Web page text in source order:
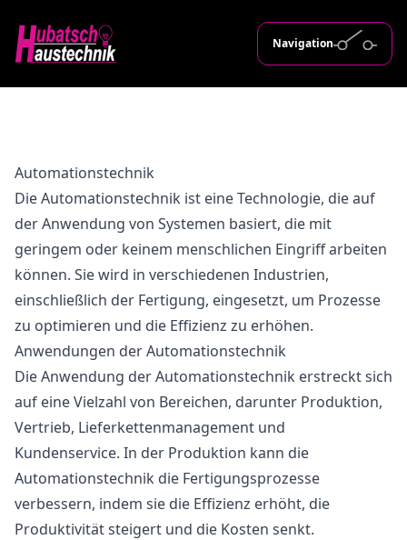
Navigation
Automationstechnik
Die Automationstechnik ist eine Technologie, die auf
der Anwendung von Systemen basiert, die mit
geringem oder keinem menschlichen Eingriff arbeiten
können. Sie wird in verschiedenen Industrien,
einschließlich der Fertigung, eingesetzt, um Prozesse
zu optimieren und die Effizienz zu erhöhen.
Anwendungen der Automationstechnik
Die Anwendung der Automationstechnik erstreckt sich
auf eine Vielzahl von Bereichen, darunter Produktion,
Vertrieb, Lieferkettenmanagement und
Kundenservice. In der Produktion kann die
Automationstechnik die Fertigungsprozesse
verbessern, indem sie die Effizienz erhöht, die
Produktivität steigert und die Kosten senkt.